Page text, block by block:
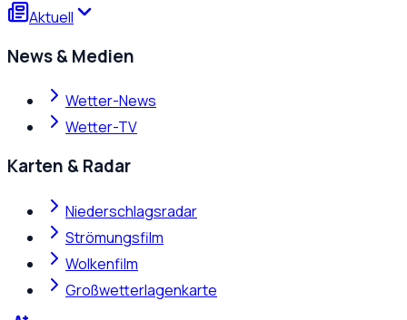
Aktuell
News & Medien
Wetter-News
Wetter-TV
Karten & Radar
Niederschlagsradar
Strömungsfilm
Wolkenfilm
Großwetterlagenkarte